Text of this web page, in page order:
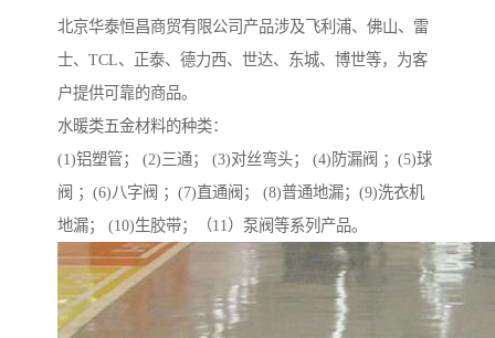
北京华泰恒昌商贸有限公司产品涉及飞利浦、佛山、雷
士、TCL、正泰、德力西、世达、东城、博世等，为客
户提供可靠的商品。
水暖类五金材料的种类：
(1)铝塑管； (2)三通； (3)对丝弯头； (4)防漏阀 ；(5)球
阀 ；(6)八字阀 ；(7)直通阀； (8)普通地漏；(9)洗衣机
地漏； (10)生胶带；（11）泵阀等系列产品。